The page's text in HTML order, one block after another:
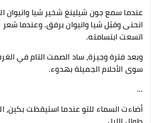
عندما سمع جون شيلينغ شخير شيا
انحنى وقبّل شيا وانيوان برفق. وعندما شعر
اتسعت ابتسامته.
وبعد فترة وجيزة، ساد الصمت التام في
سوى الأحلام الجميلة بهدوء.
...
أضاءت السماء للتو عندما استيقظت بكين،